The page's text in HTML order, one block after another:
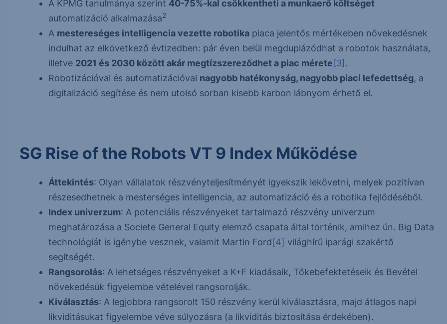
A KPMG tanulmánya szerint 40-75%-kal csökkentheti a munkaerő költséget
automatizáció alkalmazása2
A mestereséges intelligencia vezette robotikapiaca jelentős mértékeben növekedésnek
indulhat az elkövetkező évtizedben: pár éven belül megduplázódhat a robotok használata,
illetve 2021 és 2030 között akár megtízszereződhet a piac mérete [3] .
Robotizációval és automatizációval nagyobb hatékonyság, nagyobb piaci lefedettség, a
digitalizáció segítése és nem utolsó sorban kisebb karbon lábnyom érhető el.
SG Rise of the Robots VT 9 Index Működése
Áttekintés: Olyan vállalatok részvényteljesítményét igyekszik lekövetni, melyek pozitívan
részesedhetnek a mesterséges intelligencia, az automatizáció és a robotika fejlődéséből.
Index univerzum: A potenciális részvényeket tartalmazó részvény univerzum
meghatározása a Societe General Equity elemző csapata által történik, amihez ún. Big Data
technológiát is igénybe vesznek, valamit Martin Ford[4] világhírű iparági szakértő
segítségét.
Rangsorolás: A lehetséges részvényeket a K+F kiadásaik, Tőkebefektetéseik és Bevétel
növekedésük figyelembe vételével rangsorolják.
Kiválasztás: A legjobbra rangsorolt 150 részvény kerül kiválasztásra, majd átlagos napi
likviditásukat figyelembe véve súlyozásra (a likviditás biztosítása érdekében).